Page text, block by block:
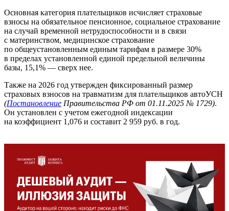
Основная категория плательщиков исчисляет страховые
взносы на обязательное пенсионное, социальное страхование
на случай временной нетрудоспособности и в связи
с материнством, медицинское страхование
по общеустановленным единым тарифам в размере 30%
в пределах установленной единой предельной величины
базы, 15,1% — сверх нее.
Также на 2026 год утвержден фиксированный размер
страховых взносов на травматизм для плательщиков автоУСН
(Постановление Правительства РФ от 01.11.2025 № 1729).
Он установлен с учетом ежегодной индексации
на коэффициент 1,076 и составит 2 959 руб. в год.